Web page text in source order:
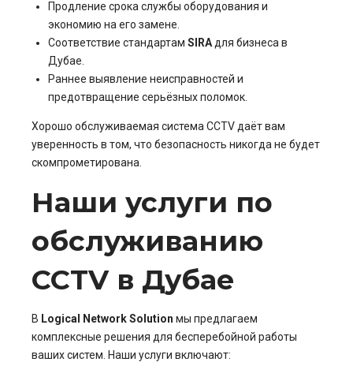
Продление срока службы оборудования и
экономию на его замене.
Соответствие стандартам SIRA для бизнеса в
Дубае.
Раннее выявление неисправностей и
предотвращение серьёзных поломок.
Хорошо обслуживаемая система CCTV даёт вам
уверенность в том, что безопасность никогда не будет
скомпрометирована.
Наши услуги по
обслуживанию
CCTV в Дубае
В Logical Network Solution мы предлагаем
комплексные решения для бесперебойной работы
ваших систем. Наши услуги включают: